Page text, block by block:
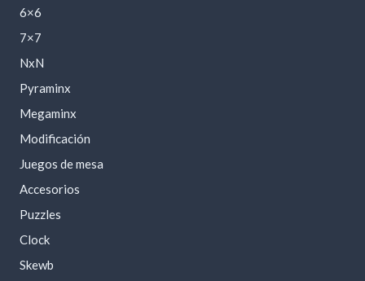
6×6
7×7
NxN
Pyraminx
Megaminx
Modificación
Juegos de mesa
Accesorios
Puzzles
Clock
Skewb